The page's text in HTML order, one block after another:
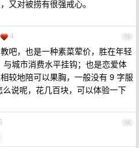
又对被捞有很强戒心。
15
4
吧，也是一种素菜荤价，胜在年轻
城市消费水平挂钩；也是恋爱体
较地陪可以果胸，一般没有 9 字服
说呢，花几百块，可以体验一下
16